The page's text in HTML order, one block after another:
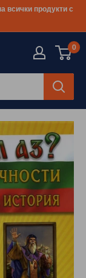
всички продукти с
0